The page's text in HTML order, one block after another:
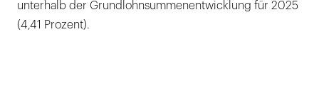
unterhalb der Grundlohnsummenentwicklung für 2025
(4,41 Prozent).